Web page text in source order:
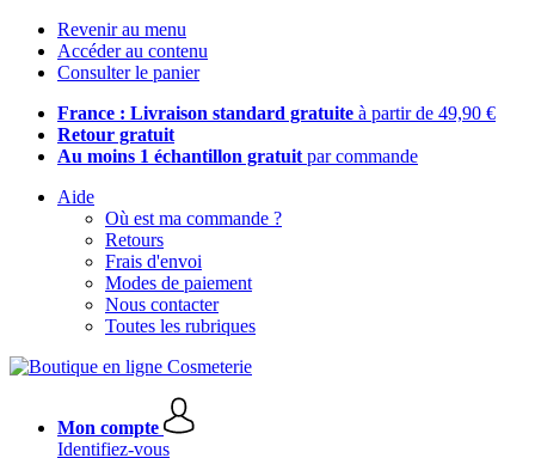
Revenir au menu
Accéder au contenu
Consulter le panier
France : Livraison standard gratuite à partir de 49,90 €
Retour gratuit
Au moins 1 échantillon gratuit par commande
Aide
Où est ma commande ?
Retours
Frais d'envoi
Modes de paiement
Nous contacter
Toutes les rubriques
Mon compte
Identifiez-vous